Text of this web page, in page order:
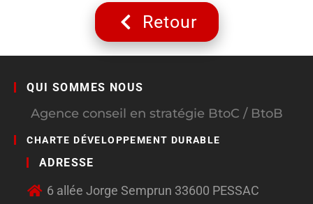
Retour
QUI SOMMES NOUS
Agence conseil en stratégie BtoC / BtoB
CHARTE DÉVELOPPEMENT DURABLE
ADRESSE
6 allée Jorge Semprun 33600 PESSAC